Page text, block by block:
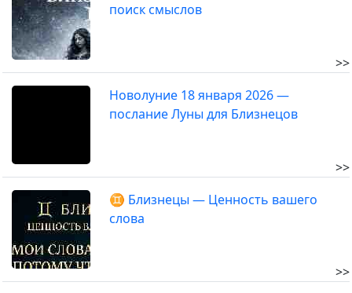
поиск смыслов
>>
Новолуние 18 января 2026 —
послание Луны для Близнецов
>>
♊ Близнецы — Ценность вашего
слова
>>